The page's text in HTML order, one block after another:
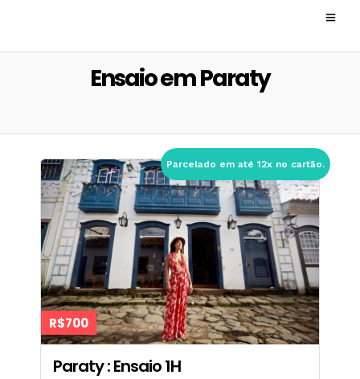
Ensaio em Paraty
Parcelado em até 12x no cartão.
R$700
Paraty : Ensaio 1H